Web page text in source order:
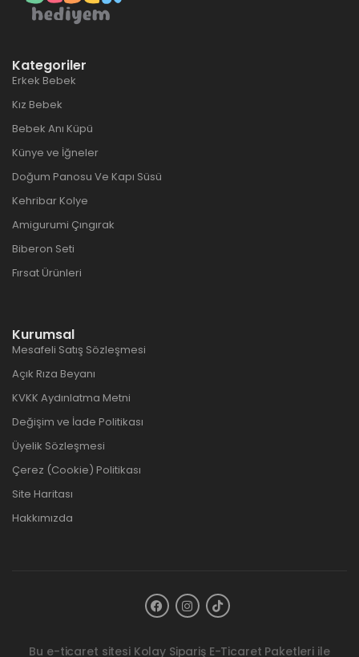
Kategoriler
Erkek Bebek
Kız Bebek
Bebek Anı Küpü
Künye ve İğneler
Doğum Panosu Ve Kapı Süsü
Kehribar Kolye
Amigurumi Çıngırak
Biberon Seti
Fırsat Ürünleri
Kurumsal
Mesafeli Satış Sözleşmesi
Açık Rıza Beyanı
KVKK Aydınlatma Metni
Değişim ve İade Politikası
Üyelik Sözleşmesi
Çerez (Cookie) Politikası
Site Haritası
Hakkımızda
Bu e-ticaret sitesi Kolay Sipariş E-Ticaret Paketleri ile